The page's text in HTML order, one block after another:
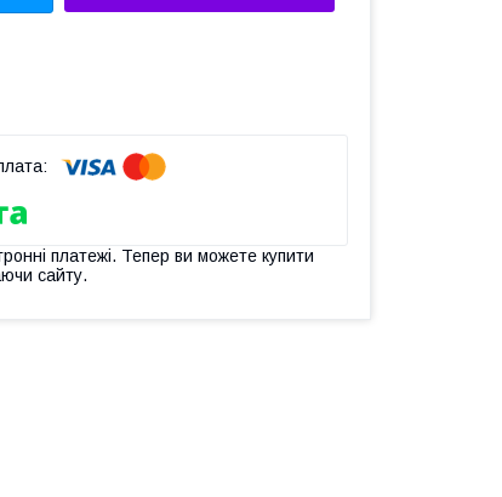
платежі. Тепер ви можете купити
сайту.